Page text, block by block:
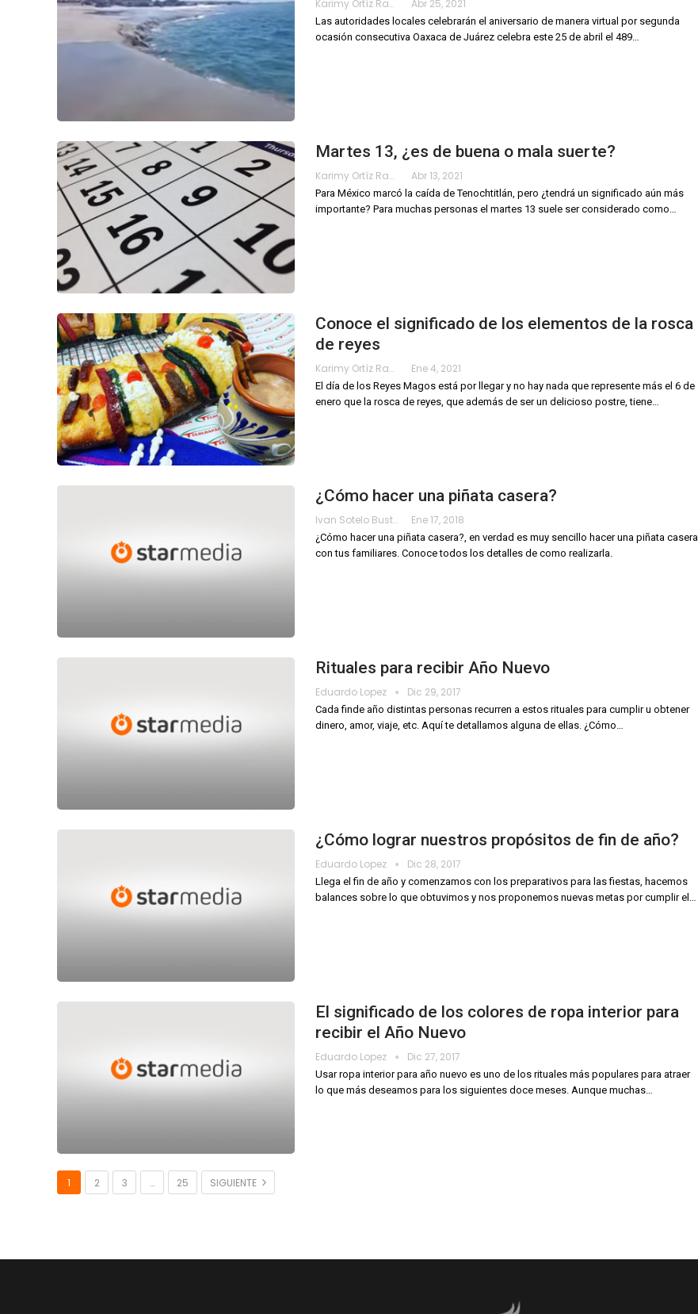
Karimy Ortíz Ramos Abr 25, 2021
Las autoridades locales celebrarán el aniversario de manera virtual por segunda
ocasión consecutiva Oaxaca de Juárez celebra este 25 de abril el 489
Martes 13, ¿es de buena o mala suerte?
Karimy Ortíz Ramos Abr 13, 2021
Para México marcó la caída de Tenochtitlán, pero ¿tendrá un significado aún más
importante? Para muchas personas el martes 13 suele ser considerado como
Conoce el significado de los elementos de la rosca
de reyes
Karimy Ortíz Ramos Ene 4, 2021
El día de los Reyes Magos está por llegar y no hay nada que represente más el 6 de
enero que la rosca de reyes, que además de ser un delicioso postre, tiene
¿Cómo hacer una piñata casera?
Ivan Sotelo Bustamante Ene 17, 2018
¿Cómo hacer una piñata casera?, en verdad es muy sencillo hacer una piñata casera
con tus familiares. Conoce todos los detalles de como realizarla.
Rituales para recibir Año Nuevo
Eduardo Lopez Dic 29, 2017
Cada finde año distintas personas recurren a estos rituales para cumplir u obtener
dinero, amor, viaje, etc. Aquí te detallamos alguna de ellas. ¿Cómo…
¿Cómo lograr nuestros propósitos de fin de año?
Eduardo Lopez Dic 28, 2017
Llega el fin de año y comenzamos con los preparativos para las fiestas, hacemos
balances sobre lo que obtuvimos y nos proponemos nuevas metas por cumplir el…
El significado de los colores de ropa interior para
recibir el Año Nuevo
Eduardo Lopez Dic 27, 2017
Usar ropa interior para año nuevo es uno de los rituales más populares para atraer
lo que más deseamos para los siguientes doce meses. Aunque muchas…
1 2 3 … 25 SIGUIENTE